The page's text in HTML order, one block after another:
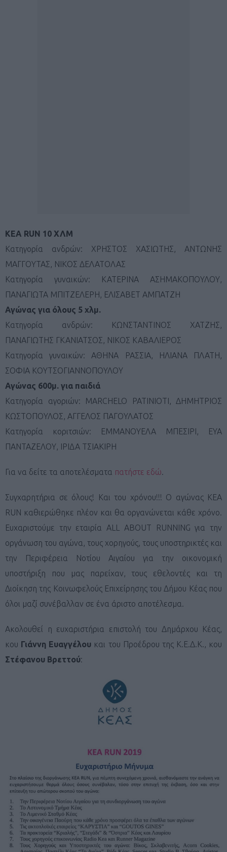
KEA RUN 10 ΧΛΜ
Κατηγορία ανδρών: ΧΡΗΣΤΟΣ ΧΑΣΙΩΤΗΣ, ΑΝΤΩΝΗΣ
ΜΑΓΓΟΥΤΑΣ, ΝΙΚΟΣ ΔΕΛΑΤΟΛΑΣ
Κατηγορία γυναικών: ΚΑΤΕΡΙΝΑ ΑΣΗΜΑΚΟΠΟΥΛΟΥ,
ΠΑΝΑΓΙΩΤΑ ΜΠΙΤΖΕΛΕΡΗ, ΕΛΙΣΑΒΕΤ ΑΜΠΑΤΖΗ
Αγώνας για όλους 5 χλμ.
Κατηγορία ανδρών: ΚΩΝΣΤΑΝΤΙΝΟΣ ΧΑΤΖΗΣ,
ΠΑΝΑΓΙΩΤΗΣ ΓΚΑΝΙΑΤΣΟΣ, ΝΙΚΟΣ ΚΑΒΑΛΙΕΡΟΣ
Κατηγορία γυναικών: ΑΘΗΝΑ ΡΑΣΣΙΑ, ΗΛΙΑΝΑ ΠΛΑΤΗ,
ΣΟΦΙΑ ΚΟΥΤΣΟΓΙΑΝΝΟΠΟΥΛΟΥ
Αγώνας 600μ. για παιδιά
Κατηγορία αγοριών: MARCHELO PATINIOTI, ΔΗΜΗΤΡΙΟΣ
ΚΩΣΤΟΠΟΥΛΟΣ, ΑΓΓΕΛΟΣ ΠΑΓΟΥΛΑΤΟΣ
Κατηγορία κοριτσιών: ΕΜΜΑΝΟΥΕΛΑ ΜΠΕΣΙΡΙ, ΕΥΑ
ΠΑΝΤΑΖΕΛΟΥ, ΙΡΙΔΑ ΤΣΙΑΚΙΡΗ
Για να δείτε τα αποτελέσματα πατήστε εδώ.
Συγχαρητήρια σε όλους! Και του χρόνου!!! Ο αγώνας KEA
RUN καθιερώθηκε πλέον και θα οργανώνεται κάθε χρόνο.
Ευχαριστούμε την εταιρία ALL ABOUT RUNNING για την
οργάνωση του αγώνα, τους χορηγούς, τους υποστηρικτές και
την Περιφέρεια Νοτίου Αιγαίου για την οικονομική
υποστήριξη που μας παρείχαν, τους εθελοντές και τη
Διοίκηση της Κοινωφελούς Επιχείρησης του Δήμου Κέας που
όλοι μαζί συνέβαλλαν σε ένα άριστο αποτέλεσμα.
Ακολουθεί η ευχαριστήρια επιστολή του Δημάρχου Κέας,
κου Γιάννη Ευαγγέλου και του Προέδρου της Κ.Ε.Δ.Κ., κου
Στέφανου Βρεττού: